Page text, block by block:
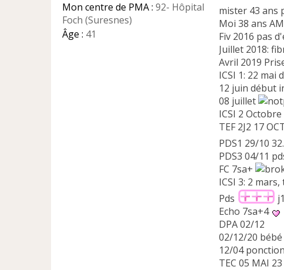
Mon centre de PMA : 92- Hôpital
Foch (Suresnes)
Âge : 41
u
mister 43 ans
Moi 38 ans
Fiv 2016 pas
Juillet 2018:
Avril 2019
ICSI 1: 22 mai
12 juin début
08 juillet
ICSI 2 Octobre
TEF 2J2 17
PDS1 29/10
PDS3 04/11
FC 7sa+
ICSI 3: 2
Pds
Echo 7sa+4
DPA 02/12
02/12/20
12/04
TEC 05 MAI 23